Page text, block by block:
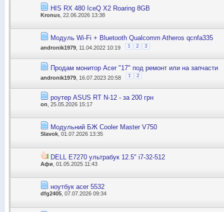
HIS RX 480 IceQ X2 Roaring 8GB
Kronus , 22.06.2026 13:38
Модуль Wi-Fi + Bluetooth Qualcomm Atheros qcnfa335
andronik1979 , 11.04.2022 10:19 1 2 3
Продам монитор Acer "17" под ремонт или на запчасти
andronik1979 , 16.07.2023 20:58 1 2
роутер ASUS RT N-12 - за 200 грн
on , 25.05.2026 15:17
Модульний БЖ Cooler Master V750
Slavok, 01.07.2026 13:35
DELL E7270 ультрабук 12.5" i7-32-512
Афи , 01.05.2025 11:43
ноутбук acer 5532
dfg2405, 07.07.2026 09:34